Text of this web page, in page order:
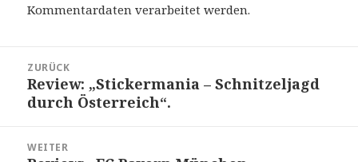
Kommentardaten verarbeitet werden.
ZURÜCK
Vorheriger
Beitrag:
Review: „Stickermania – Schnitzeljagd
durch Österreich“.
WEITER